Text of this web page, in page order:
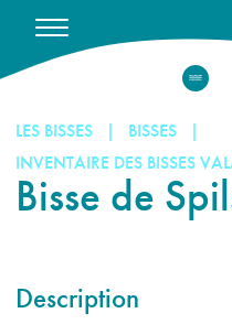
LES BISSES
BISSES
INVENTAIRE DES BISSES
Bisse de
Description